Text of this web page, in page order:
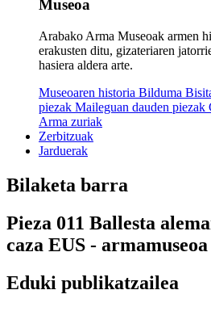
Museoa
Arabako Arma Museoak armen
erakusten ditu, gizateriaren
hasiera aldera arte.
Museoaren historia Bilduma
piezak Maileguan dauden piezak
Arma zuriak
Zerbitzuak
Jarduerak
Bilaketa barra
Pieza 011 Ballesta
caza EUS - armamuseoa
Eduki publikatzailea